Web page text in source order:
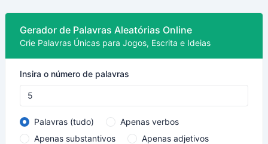
Gerador de Palavras Aleatórias Online
Crie Palavras Únicas para Jogos, Escrita e Ideias
Insira o número de palavras
Palavras (tudo)
Apenas verbos
Apenas substantivos
Apenas adjetivos